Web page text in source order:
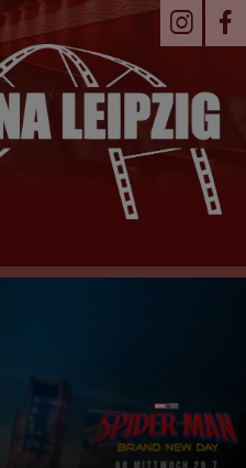
Seid